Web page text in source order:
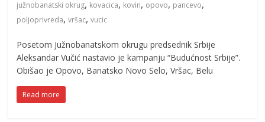
južnobanatski okrug, kovacica, kovin, opovo, pancevo,
poljoprivreda,vršac,vucic
Posetom Južnobanatskom okrugu predsednik Srbije
Aleksandar Vučić nastavio je kampanju “Budućnost Srbije”.
Obišao je Opovo, Banatsko Novo Selo, Vršac, Belu
Read more